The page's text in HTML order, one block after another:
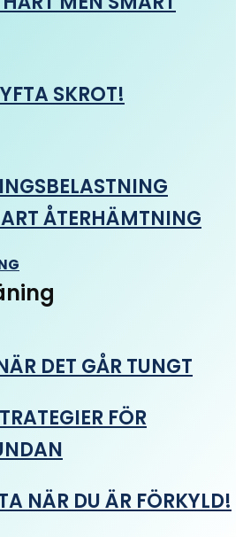
SKROT!
ÅTERHÄMTNING
DET GÅR TUNGT
FÖR
NÄR DU ÄR FÖRKYLD!